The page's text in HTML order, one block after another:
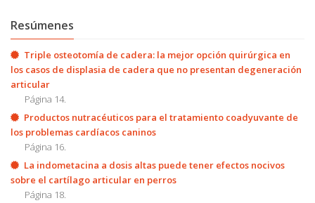
Resúmenes
Triple osteotomía de cadera: la mejor opción quirúrgica en
los casos de displasia de cadera que no presentan degeneración
articular
Página 14.
Productos nutracéuticos para el tratamiento coadyuvante de
los problemas cardíacos caninos
Página 16.
La indometacina a dosis altas puede tener efectos nocivos
sobre el cartílago articular en perros
Página 18.